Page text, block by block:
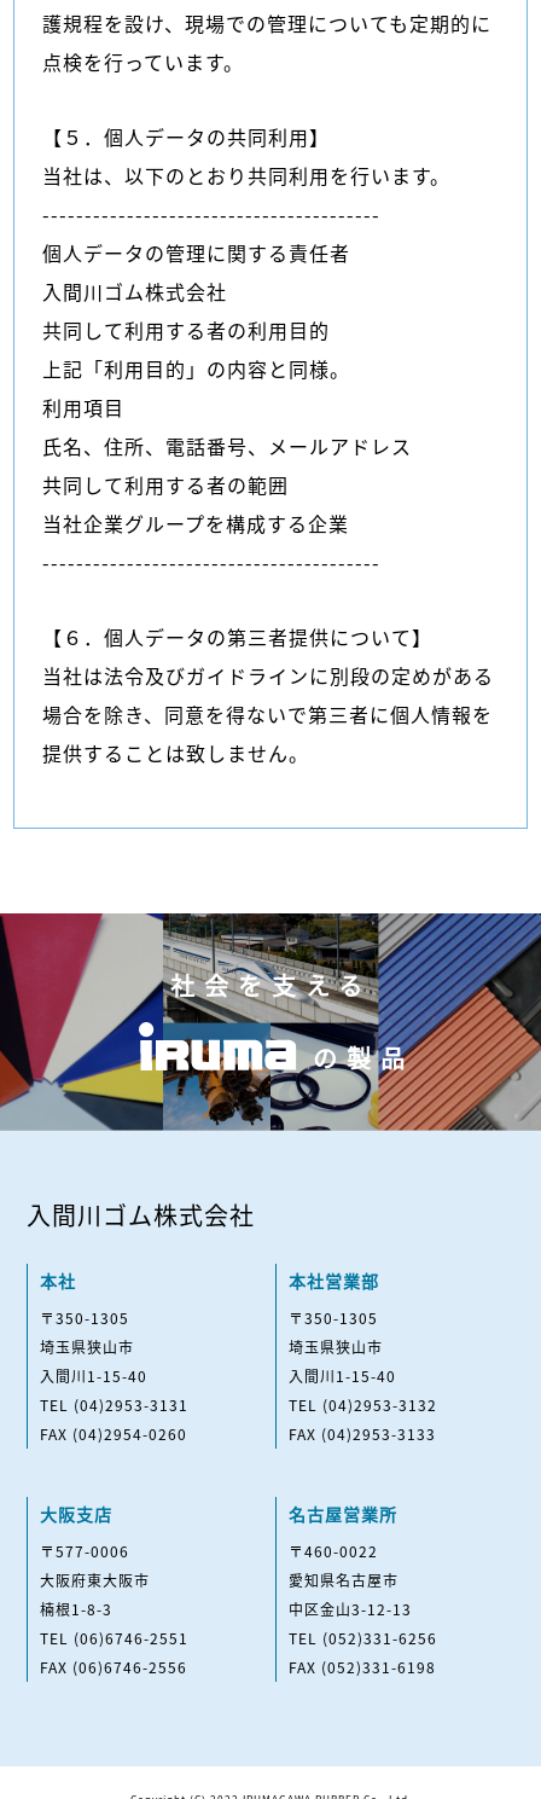
護規程を設け、現場での管理についても定期的に
点検を行っています。
【５．個人データの共同利用】
当社は、以下のとおり共同利用を行います。
----------------------------------------
個人データの管理に関する責任者
入間川ゴム株式会社
共同して利用する者の利用目的
上記「利用目的」の内容と同様。
利用項目
氏名、住所、電話番号、メールアドレス
共同して利用する者の範囲
当社企業グループを構成する企業
----------------------------------------
【６．個人データの第三者提供について】
当社は法令及びガイドラインに別段の定めがある
場合を除き、同意を得ないで第三者に個人情報を
提供することは致しません。
社会を支える
の製品
入間川ゴム株式会社
本社
〒350-1305
埼玉県狭山市
入間川1-15-40
TEL (04)2953-3131
FAX (04)2954-0260
本社営業部
〒350-1305
埼玉県狭山市
入間川1-15-40
TEL (04)2953-3132
FAX (04)2953-3133
大阪支店
〒577-0006
大阪府東大阪市
楠根1-8-3
TEL (06)6746-2551
FAX (06)6746-2556
名古屋営業所
〒460-0022
愛知県名古屋市
中区金山3-12-13
TEL (052)331-6256
FAX (052)331-6198